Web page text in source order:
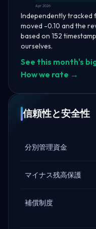
Apr 2026
Independently tracked
moved -0.10 and the
based on 152
ourselves.
See this month's
How we rate →
信頼性と安全性
分別管理資金
マイナス残高保護
補償制度